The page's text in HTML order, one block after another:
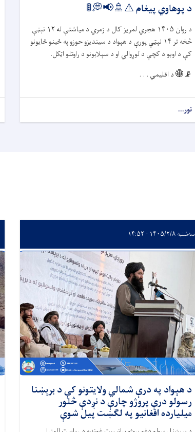
د پوهاوي پیغام ⚠️🚿📢💭🚦
د روان ۱۴۰۵ هجري لمریز کال د زمري د میاشتې له ۱۲ نېټې
څخه تر۱۴ نېټې پورې د هېواد د سیندیزو حوزو په ځينو ځایونو
کې د اوبو د کچې د لوړوالي او د سېلابونو د راوتلو اټکل.
📡🌐د اقلیمي . . .
نور...
سه‌شنبه ۱۴۰۵/۲/۸ - ۱۴:۵۲
د هېواد په درې شمالي ولایتونو کې د برېښنا
رسولو درې پروژو چارې د نږدې څلور
میلیارده افغانیو په لګښت پیل شوې